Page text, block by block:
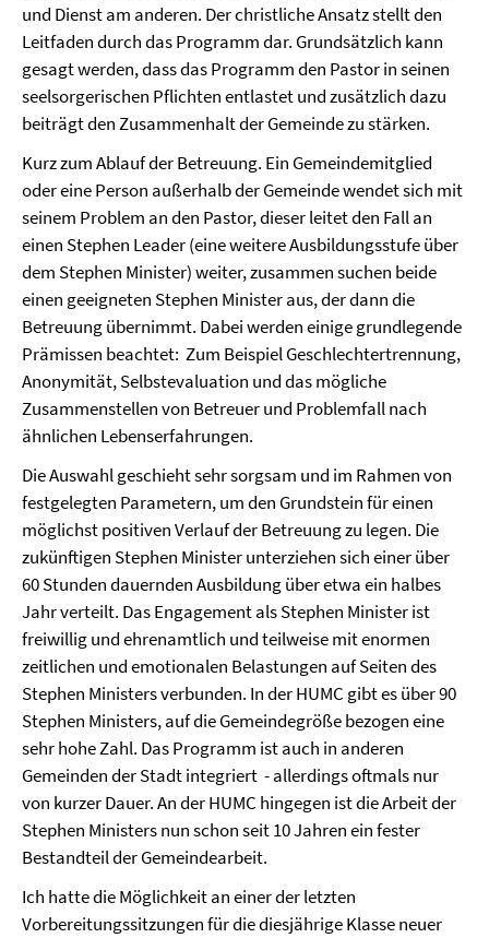
und Dienst am anderen. Der christliche Ansatz stellt den
Leitfaden durch das Programm dar. Grundsätzlich kann
gesagt werden, dass das Programm den Pastor in seinen
seelsorgerischen Pflichten entlastet und zusätzlich dazu
beiträgt den Zusammenhalt der Gemeinde zu stärken.
Kurz zum Ablauf der Betreuung. Ein Gemeindemitglied
oder eine Person außerhalb der Gemeinde wendet sich mit
seinem Problem an den Pastor, dieser leitet den Fall an
einen Stephen Leader (eine weitere Ausbildungsstufe über
dem Stephen Minister) weiter, zusammen suchen beide
einen geeigneten Stephen Minister aus, der dann die
Betreuung übernimmt. Dabei werden einige grundlegende
Prämissen beachtet: Zum Beispiel Geschlechtertrennung,
Anonymität, Selbstevaluation und das mögliche
Zusammenstellen von Betreuer und Problemfall nach
ähnlichen Lebenserfahrungen.
Die Auswahl geschieht sehr sorgsam und im Rahmen von
festgelegten Parametern, um den Grundstein für einen
möglichst positiven Verlauf der Betreuung zu legen. Die
zukünftigen Stephen Minister unterziehen sich einer über
60 Stunden dauernden Ausbildung über etwa ein halbes
Jahr verteilt. Das Engagement als Stephen Minister ist
freiwillig und ehrenamtlich und teilweise mit enormen
zeitlichen und emotionalen Belastungen auf Seiten des
Stephen Ministers verbunden. In der HUMC gibt es über 90
Stephen Ministers, auf die Gemeindegröße bezogen eine
sehr hohe Zahl. Das Programm ist auch in anderen
Gemeinden der Stadt integriert - allerdings oftmals nur
von kurzer Dauer. An der HUMC hingegen ist die Arbeit der
Stephen Ministers nun schon seit 10 Jahren ein fester
Bestandteil der Gemeindearbeit.
Ich hatte die Möglichkeit an einer der letzten
Vorbereitungssitzungen für die diesjährige Klasse neuer